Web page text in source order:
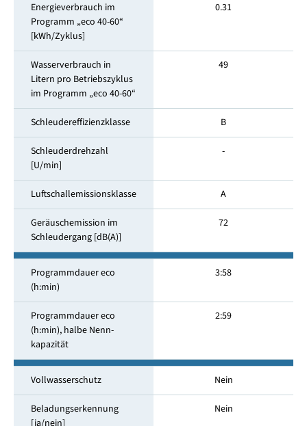
Energieverbrauch im
Programm „eco 40-60“
[kWh/Zyklus]
0.31
Wasserverbrauch in
Litern pro Betriebszyklus
im Programm „eco 40-60“
49
Schleudereffizienzklasse B
Schleuderdrehzahl
[U/min]
-
Luftschallemissionsklasse A
Geräuschemission im
Schleuder­gang [dB(A)]
72
Programmdauer eco
(h:min)
3:58
Programmdauer eco
(h:min), halbe Nenn­
kapazität
2:59
Vollwasserschutz Nein
Beladungserkennung
Nein